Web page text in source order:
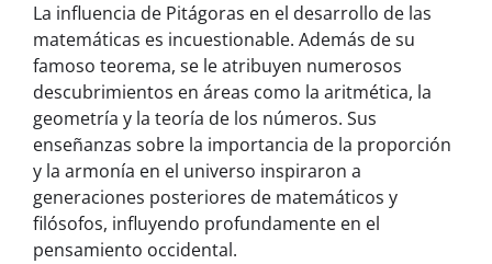
La influencia de Pitágoras en el desarrollo de las
matemáticas es incuestionable. Además de su
famoso teorema, se le atribuyen numerosos
descubrimientos en áreas como la aritmética, la
geometría y la teoría de los números. Sus
enseñanzas sobre la importancia de la proporción
y la armonía en el universo inspiraron a
generaciones posteriores de matemáticos y
filósofos, influyendo profundamente en el
pensamiento occidental.